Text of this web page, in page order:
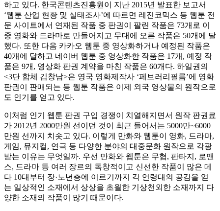
하고 있다. 한국콘텐츠진흥원이 지난 2015년 발표한 보고서
‘웹툰 산업 현황 및 실태조사’에 따르면 레진코믹스 등 웹툰 전
문 사이트에서 연재된 작품 중 판권이 팔린 작품은 73개로 이
중 영화와 드라마로 만들어지고 무대에 오른 작품은 50개에 달
했다. 또한 다음 카카오 웹툰 중 영상화하거나 예정된 작품은
40개에 달하고 네이버 웹툰 중 영상화한 작품은 17개, 예정 작
품은 9개, 영상화 판권 계약을 마친 작품은 60개다. 하일권의
<3단 합체 김창남>은 영국 영화제작사 ‘페브러리필름’에 영화
판권이 판매되는 등 웹툰 작품은 이제 외국 영상물의 원작으로
도 인기를 얻고 있다.
이처럼 인기 웹툰 판권 구입 경쟁이 치열해지면서 원작 판권료
가 2012년 2000만원 선이던 것이 최근 들어서는 5000만~6000
만원 선까지 치솟고 있다. 이렇게 만화와 웹툰이 영화, 드라마,
게임, 뮤지컬, 연극 등 다양한 분야의 대중문화 원작으로 각광
받는 이유는 무엇일까. 우선 만화와 웹툰은 무협, 판타지, 로맨
스, 드라마 등 여러 장르의 독창적이고 신선한 작품이 많은 데
다 10대부터 장·노년층에 이르기까지 각 연령대의 공감을 얻
는 일상적인 소재에서 상상을 초월한 기상천외한 소재까지 다
양한 소재의 작품이 많기 때문이다.